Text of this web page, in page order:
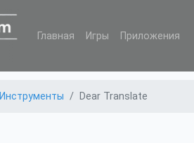
Главная Игры Приложения
Инструменты Dear Translate